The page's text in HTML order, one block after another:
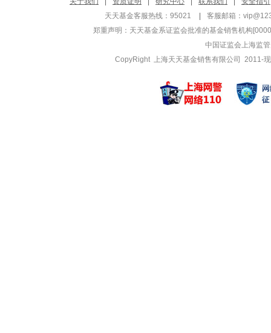
管理基金
华富科技动能混合
管理基金
华富安鑫债
华富安业一
管理基金
华富策略精
天天基金客服热线：95021
客服邮箱：
郑重声明： 天天基金系证监会批准的基金销售机构
中国证监会上海监
CopyRight 上海天天基金销售有限公司 2011-